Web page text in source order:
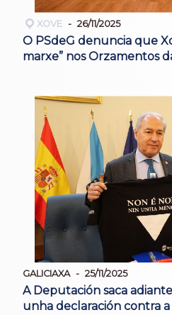
XOVE 26/11/2025
O PSdeG denuncia que
marxe” nos Orzamentos
GALICIAXA 25/11/2025
A Deputación saca
unha declaración contra